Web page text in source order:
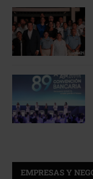
EMPRESAS Y